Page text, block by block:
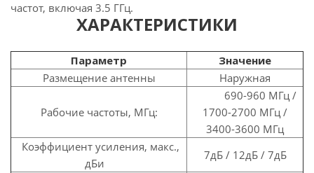
частот, включая 3.5 ГГц.
ХАРАКТЕРИСТИКИ
Параметр
Значение
Размещение антенны
Наружная
Рабочие частоты, МГц:
690-960 МГц /
1700-2700 МГц /
3400-3600 МГц
Коэффициент усиления, макс.,
дБи
7дБ / 12дБ / 7дБ